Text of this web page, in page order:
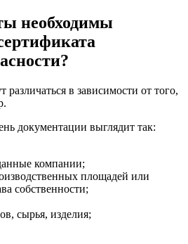
необходимы
в зависимости от того,
документации выглядит так:
компании;
площадей или
собственности;
сырья, изделия;